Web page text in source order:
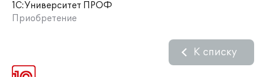
1С:Университет ПРОФ
Приобретение
К списку